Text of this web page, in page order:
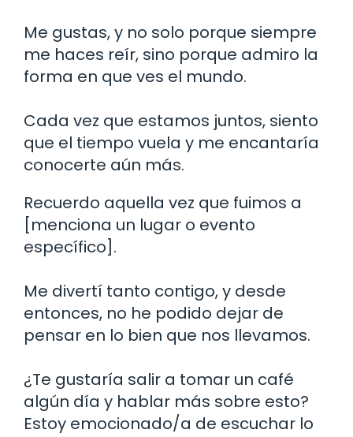
Me gustas, y no solo porque siempre
me haces reír, sino porque admiro la
forma en que ves el mundo.
Cada vez que estamos juntos, siento
que el tiempo vuela y me encantaría
conocerte aún más.
Recuerdo aquella vez que fuimos a
[menciona un lugar o evento
específico].
Me divertí tanto contigo, y desde
entonces, no he podido dejar de
pensar en lo bien que nos llevamos.
¿Te gustaría salir a tomar un café
algún día y hablar más sobre esto?
Estoy emocionado/a de escuchar lo